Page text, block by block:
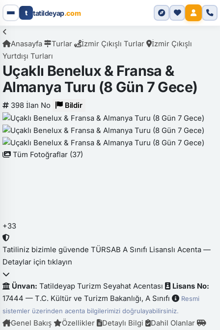
t tatildeyap.com
Anasayfa Turlar İzmir Çıkışlı Turlar
İzmir Çıkışlı
Yurtdışı Turları
Uçaklı Benelux & Fransa &
Almanya Turu (8 Gün 7 Gece)
398 İlan No Bildir
Tüm Fotoğraflar (37)
+33
Tatiliniz bizimle güvende TÜRSAB A Sınıfı Lisanslı Acenta —
Detaylar için tıklayın
Ünvan: Tatildeyap Turizm Seyahat Acentası
Lisans No:
17444 — T.C. Kültür ve Turizm Bakanlığı, A Sınıfı
Resmi
sistemler üzerinden acenta bilgilerimizi doğrulayabilirsiniz.
Genel Bakış Özellikler Detaylı Bilgi
Dahil Olanlar